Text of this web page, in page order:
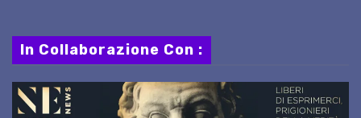
In Collaborazione Con :